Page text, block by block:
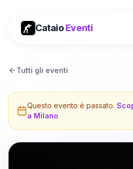
CataioEventi
Tutti gli eventi
Questo evento è passato.
a Milano